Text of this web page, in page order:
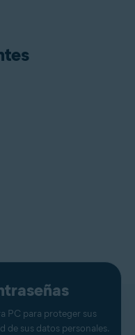
PC para proteger sus
de sus datos personales.